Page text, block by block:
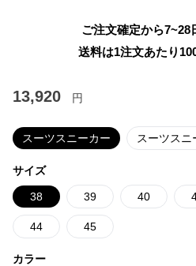
ご注文確定から7~28
送料は1注文あたり
13,920 円
スーツスニーカー スーツスニ
サイズ
38 39 40
44 45
カラー